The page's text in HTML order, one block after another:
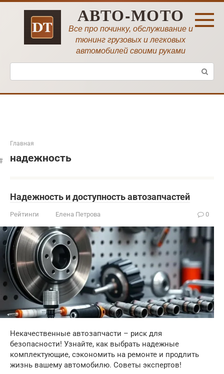
Перейти
АВТО-МОТО
Все про починку, обслуживание и
тюнинг грузовых и легковых
автомобилей своими руками
Поиск:
Главная
надежность
Надежность и доступность автозапчастей
Рейтинги Елена Петрова 0
Некачественные автозапчасти – риск для
безопасности! Узнайте, как выбрать надежные
комплектующие, сэкономить на ремонте и продлить
жизнь вашему автомобилю. Советы экспертов!